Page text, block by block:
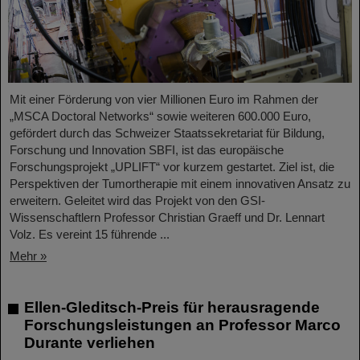
Mit einer Förderung von vier Millionen Euro im Rahmen der
„MSCA Doctoral Networks“ sowie weiteren 600.000 Euro,
gefördert durch das Schweizer Staatssekretariat für Bildung,
Forschung und Innovation SBFI, ist das europäische
Forschungsprojekt „UPLIFT“ vor kurzem gestartet. Ziel ist, die
Perspektiven der Tumortherapie mit einem innovativen Ansatz zu
erweitern. Geleitet wird das Projekt von den GSI-
Wissenschaftlern Professor Christian Graeff und Dr. Lennart
Volz. Es vereint 15 führende ...
Mehr »
Ellen-Gleditsch-Preis für herausragende
Forschungsleistungen an Professor Marco
Durante verliehen